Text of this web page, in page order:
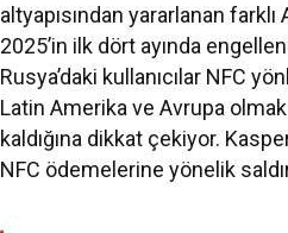
altyapısından yararlanan farklı
2025’in ilk dört ayında
Rusya’daki kullanıcılar NFC
Latin Amerika ve Avrupa
kaldığına dikkat çekiyor.
NFC ödemelerine yönelik